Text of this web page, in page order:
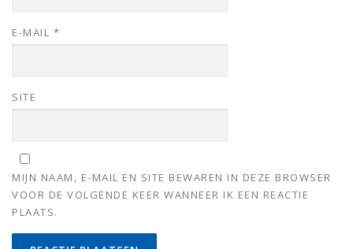
E-MAIL *
SITE
MIJN NAAM, E-MAIL EN SITE BEWAREN IN DEZE BROWSER
VOOR DE VOLGENDE KEER WANNEER IK EEN REACTIE
PLAATS.